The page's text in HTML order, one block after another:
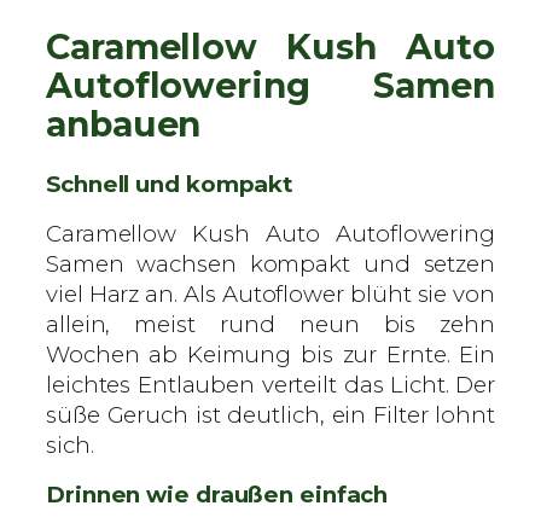
Caramellow Kush Auto
Autoflowering Samen
anbauen
Schnell und kompakt
Caramellow Kush Auto Autoflowering
Samen wachsen kompakt und setzen
viel Harz an. Als Autoflower blüht sie von
allein, meist rund neun bis zehn
Wochen ab Keimung bis zur Ernte. Ein
leichtes Entlauben verteilt das Licht. Der
süße Geruch ist deutlich, ein Filter lohnt
sich.
Drinnen wie draußen einfach